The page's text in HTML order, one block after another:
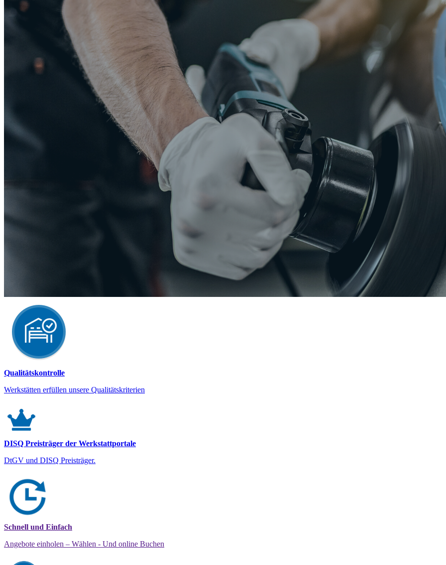
Qualitätskontrolle
Werkstätten erfüllen unsere Qualitätskriterien
DISQ Preisträger der Werkstattportale
DtGV und DISQ Preisträger.
Schnell und Einfach
Angebote einholen – Wählen - Und online Buchen